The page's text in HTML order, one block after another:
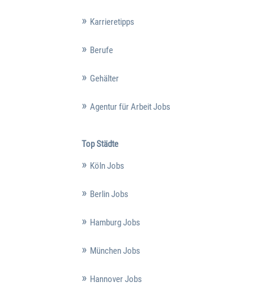
Karrieretipps
Berufe
Gehälter
Agentur für Arbeit Jobs
Top Städte
Köln Jobs
Berlin Jobs
Hamburg Jobs
München Jobs
Hannover Jobs